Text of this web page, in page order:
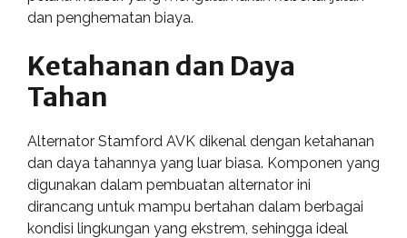
dan penghematan biaya.
Ketahanan dan Daya
Tahan
Alternator Stamford AVK dikenal dengan ketahanan
dan daya tahannya yang luar biasa. Komponen yang
digunakan dalam pembuatan alternator ini
dirancang untuk mampu bertahan dalam berbagai
kondisi lingkungan yang ekstrem, sehingga ideal